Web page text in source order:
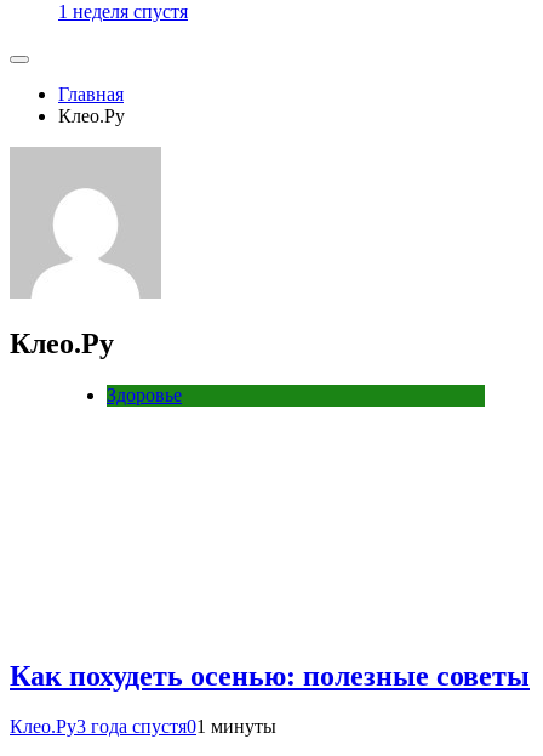
1 неделя спустя
Главная
Клео.Ру
Клео.Ру
Здоровье
Как похудеть осенью: полезные советы
Клео.Ру3 года спустя01 минуты